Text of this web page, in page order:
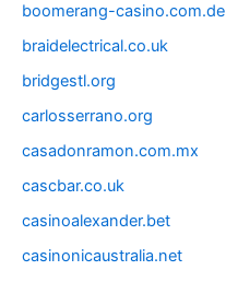
boomerang-casino.com.de
braidelectrical.co.uk
bridgestl.org
carlosserrano.org
casadonramon.com.mx
cascbar.co.uk
casinoalexander.bet
casinonicaustralia.net